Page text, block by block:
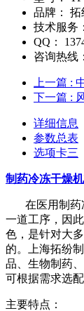
品牌：
拓
技术服务：
QQ：
咨询热线：
上一篇 :
下一篇 :
详细信息
参数总表
选项卡三
制药冷冻干燥机
在医用制药
一道工序，因
色，是针对大
的。上海拓纷
品、生物制药
可根据需求选
主要特点：